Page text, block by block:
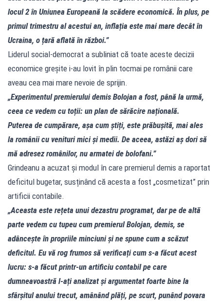
locul 2 în Uniunea Europeană la scădere economică. În plus, pe
primul trimestru al acestui an, inflația este mai mare decât în
Ucraina, o țară aflată în război.”
Liderul social-democrat a subliniat că toate aceste decizii
economice greșite i-au lovit în plin tocmai pe românii care
aveau cea mai mare nevoie de sprijin.
„Experimentul premierului demis Bolojan a fost, până la urmă,
ceea ce vedem cu toții: un plan de sărăcire națională.
Puterea de cumpărare, așa cum știți, este prăbușită, mai ales
la românii cu venituri mici și medii. De aceea, astăzi aș dori să
mă adresez românilor, nu armatei de bolofani.”
Grindeanu a acuzat și modul în care premierul demis a raportat
deficitul bugetar, susținând că acesta a fost „cosmetizat” prin
artificii contabile.
„Aceasta este rețeta unui dezastru programat, dar pe de altă
parte vedem cu tupeu cum premierul Bolojan, demis, se
adâncește în propriile minciuni și ne spune cum a scăzut
deficitul. Eu vă rog frumos să verificați cum s-a făcut acest
lucru: s-a făcut printr-un artificiu contabil pe care
dumneavoastră l-ați analizat și argumentat foarte bine la
sfârșitul anului trecut, amânând plăți, pe scurt, punând povara